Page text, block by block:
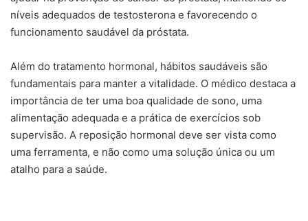
níveis adequados de testosterona e favorecendo o
funcionamento saudável da próstata.
Além do tratamento hormonal, hábitos saudáveis são
fundamentais para manter a vitalidade. O médico destaca a
importância de ter uma boa qualidade de sono, uma
alimentação adequada e a prática de exercícios sob
supervisão. A reposição hormonal deve ser vista como
uma ferramenta, e não como uma solução única ou um
atalho para a saúde.